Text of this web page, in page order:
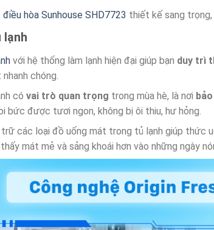
điều hòa Sunhouse SHD7723 thiết kế sang
lạnh
với hệ thống làm lạnh hiện đại giúp bạn duy trì
chóng.
có vai trò quan trọng trong mùa hè, là nơi
bức được tươi ngon, không bị ôi thiu, hư hỏng.
các loại đồ uống mát trong tủ lạnh giúp thức
mát mẻ và sảng khoái hơn vào những ngày